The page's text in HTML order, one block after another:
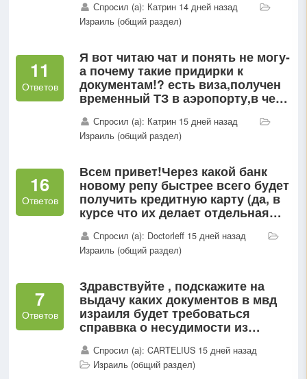
подаче документов на ТЗ и ТМ!!
СПАСИБО!!!
Спросил (а): Катрин 14 дней назад
Израиль (общий раздел)
11
Ответов
Я вот читаю чат и понять не могу-
а почему такие придирки к
документам!? есть виза,получен
временный ТЗ в аэропорту,в чем
человеческий фактор! ?
Спросил (а): Катрин 15 дней назад
Израиль (общий раздел)
16
Ответов
Всем привет!Через какой банк
новому репу быстрее всего будет
получить кредитную карту (да, в
курсе что их делает отдельная
Спросил (а): Doctorleff 15 дней назад
Израиль (общий раздел)
7
Ответов
Здравствуйте , подскажите на
выдачу каких документов в мвд
израиля будет требоваться
справвка о несудимости из
Спросил (а): CARTELIUS 15 дней назад
Израиль (общий раздел)